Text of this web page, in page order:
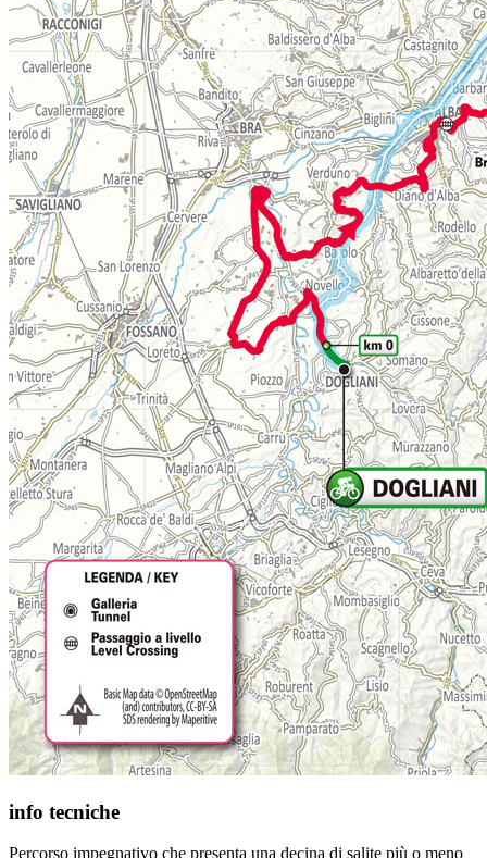
info tecniche
Percorso impegnativo che presenta una decina di salite più o meno